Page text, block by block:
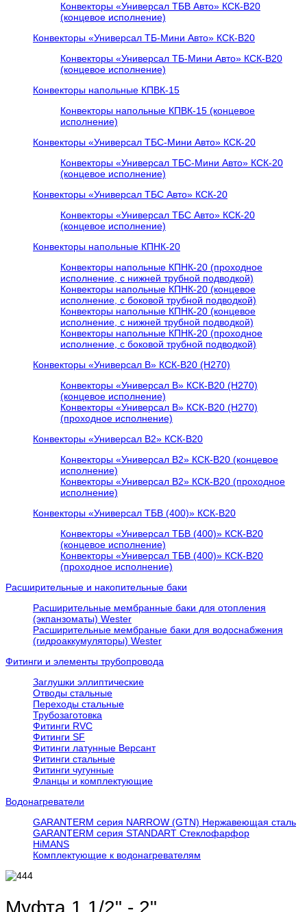
Конвекторы «Универсал ТБВ Авто» КСК-В20
(концевое исполнение)
Конвекторы «Универсал ТБ-Мини Авто» КСК-В20
Конвекторы «Универсал ТБ-Мини Авто» КСК-В20
(концевое исполнение)
Конвекторы напольные КПВК-15
Конвекторы напольные КПВК-15 (концевое
исполнение)
Конвекторы «Универсал ТБC-Мини Авто» КСК-20
Конвекторы «Универсал ТБC-Мини Авто» КСК-20
(концевое исполнение)
Конвекторы «Универсал ТБC Авто» КСК-20
Конвекторы «Универсал ТБC Авто» КСК-20
(концевое исполнение)
Конвекторы напольные КПНК-20
Конвекторы напольные КПНК-20 (проходное
исполнение, с нижней трубной подводкой)
Конвекторы напольные КПНК-20 (концевое
исполнение, с боковой трубной подводкой)
Конвекторы напольные КПНК-20 (концевое
исполнение, с нижней трубной подводкой)
Конвекторы напольные КПНК-20 (проходное
исполнение, с боковой трубной подводкой)
Конвекторы «Универсал В» КСК-В20 (H270)
Конвекторы «Универсал В» КСК-В20 (H270)
(концевое исполнение)
Конвекторы «Универсал В» КСК-В20 (H270)
(проходное исполнение)
Конвекторы «Универсал В2» КСК-В20
Конвекторы «Универсал В2» КСК-В20 (концевое
исполнение)
Конвекторы «Универсал В2» КСК-В20 (проходное
исполнение)
Конвекторы «Универсал ТБВ (400)» КСК-В20
Конвекторы «Универсал ТБВ (400)» КСК-В20
(концевое исполнение)
Конвекторы «Универсал ТБВ (400)» КСК-В20
(проходное исполнение)
Расширительные и накопительные баки
Расширительные мембранные баки для отопления
(экпанзоматы) Wester
Расширительные мембраные баки для водоснабжения
(гидроаккумуляторы) Wester
Фитинги и элементы трубопровода
Заглушки эллиптические
Отводы стальные
Переходы стальные
Трубозаготовка
Фитинги RVC
Фитинги SF
Фитинги латунные Версант
Фитинги стальные
Фитинги чугунные
Фланцы и комплектующие
Водонагреватели
GARANTERM серия NARROW (GTN) Нержавеющая сталь
GARANTERM серия STANDART Стеклофарфор
HiMANS
Комплектующие к водонагревателям
Муфта 1 1/2" - 2"